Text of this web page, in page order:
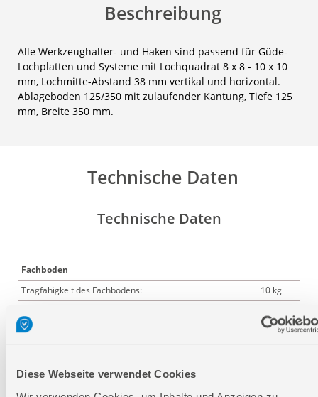
Diese Webseite verwendet Cookies
Beschreibung
Alle Werkzeughalter- und Haken sind passend für Güde-
Lochplatten und Systeme mit Lochquadrat 8 x 8 - 10 x 10
mm, Lochmitte-Abstand 38 mm vertikal und horizontal.
Ablageboden 125/350 mit zulaufender Kantung, Tiefe 125
mm, Breite 350 mm.
Technische Daten
Technische Daten
Fachboden
Tragfähigkeit des Fachbodens:
10 kg
Farbton grau:
RAL